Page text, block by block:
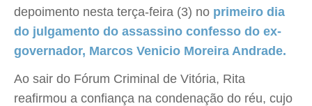
depoimento nesta terça-feira (3) no primeiro dia
do julgamento do assassino confesso do ex-
governador, Marcos Venicio Moreira Andrade.
Ao sair do Fórum Criminal de Vitória, Rita
reafirmou a confiança na condenação do réu, cujo